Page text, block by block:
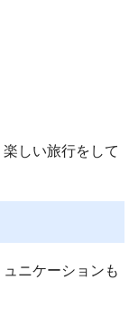
しい旅行をして
ニケーションも